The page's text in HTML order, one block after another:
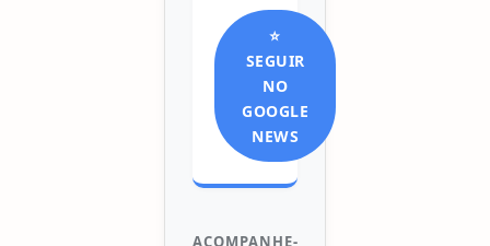
⭐
SEGUIR
NO
GOOGLE
NEWS
ACOMPANHE-